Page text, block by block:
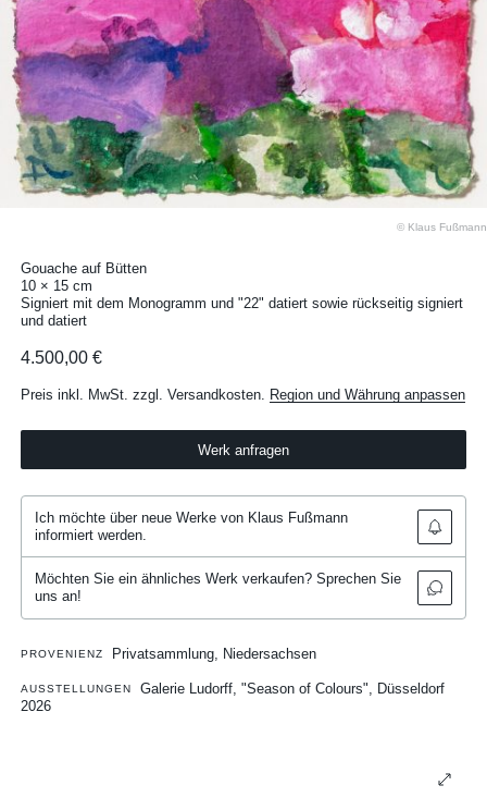
© Klaus Fußmann
Gouache auf Bütten
10 × 15 cm
Signiert mit dem Monogramm und "22" datiert sowie rückseitig signiert
und datiert
4.500,00 €
Preis inkl. MwSt. zzgl. Versandkosten. Region und Währung anpassen
Werk anfragen
Ich möchte über neue Werke von Klaus Fußmann
informiert werden.
Möchten Sie ein ähnliches Werk verkaufen? Sprechen Sie
uns an!
PROVENIENZ Privatsammlung, Niedersachsen
AUSSTELLUNGEN
Galerie Ludorff, "Season of Colours", Düsseldorf
2026